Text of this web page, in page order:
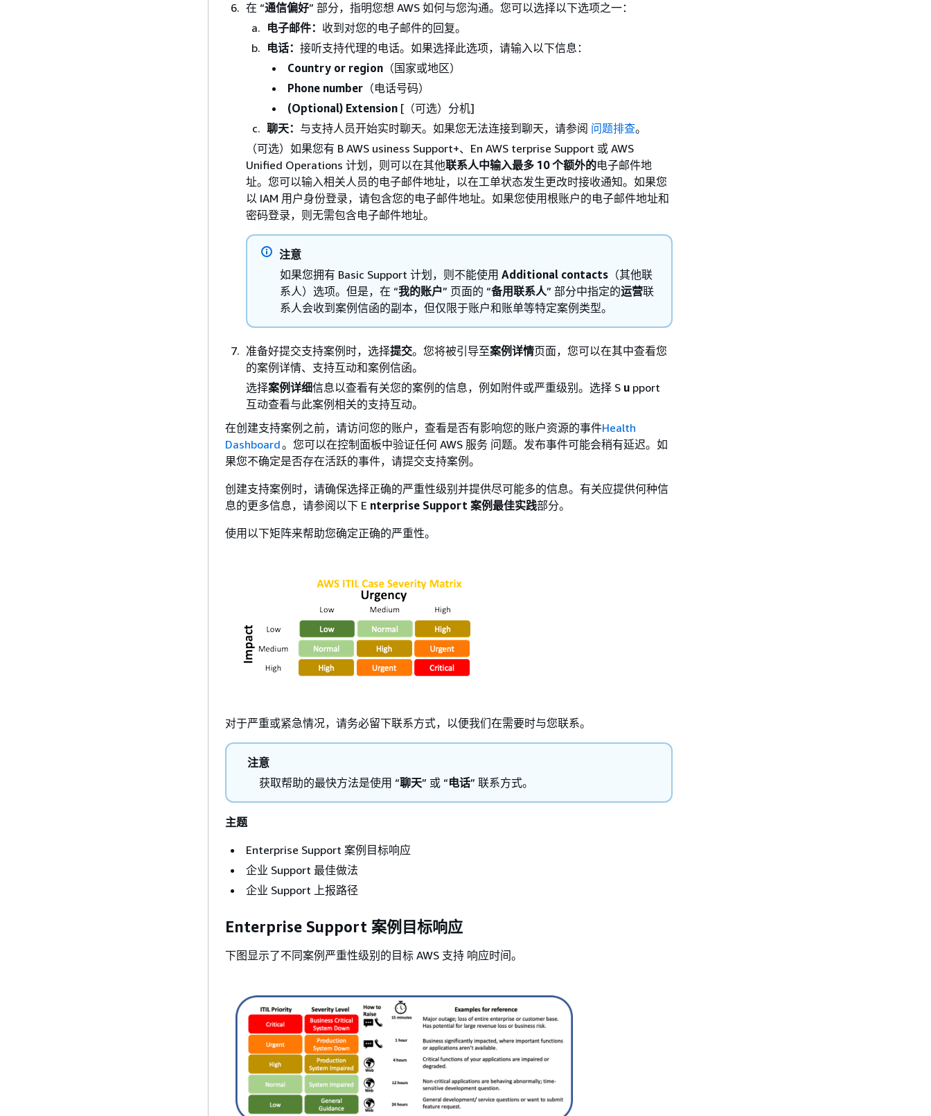
在 “通信偏好” 部分，指明您想 AWS 如何与您沟通。您可以选择以下选项之一：
电子邮件： 收到对您的电子邮件的回复。
电话： 接听支持代理的电话。如果选择此选项，请输入以下信息：
Country or region （国家或地区）
Phone number （电话号码）
(Optional) Extension [（可选）分机]
聊天： 与支持人员开始实时聊天。如果您无法连接到聊天，请参阅 问题排查。
（可选）如果您有 B AWS usiness Support+、En AWS terprise Support 或 AWS
Unified Operations 计划，则可以在其他联系人中输入最多 10 个额外的电子邮件地
址。您可以输入相关人员的电子邮件地址，以在工单状态发生更改时接收通知。​如果您
以 IAM 用户身份登录，请包含您的电子邮件地址。如果您使用根账户的电子邮件地址和
密码登录，则无需包含电子邮件地址。
注意
如果您拥有 Basic Support 计划，则不能使用 Additional contacts （其他联
系人）选项。但是，在 “我的账户” 页面的 “备用联系人” 部分中指定的运营联
系人会收到案例信函的副本，但仅限于账户和账单等特定案例类型。
准备好提交支持案例时，选择提交。您将被引导至案例详情页面，您可以在其中查看您
的案例详情、支持互动和案例信函。
选择案例详细信息以查看有关您的案例的信息，例如附件或严重级别。选择 S u pport
互动查看与此案例相关的支持互动。
在创建支持案例之前，请访问您的账户，查看是否有影响您的账户资源的事件Health
Dashboard。您可以在控制面板中验证任何 AWS 服务 问题。发布事件可能会稍有延迟。如
果您不确定是否存在活跃的事件，请提交支持案例。
创建支持案例时，请确保选择正确的严重性级别并提供尽可能多的信息。有关应提供何种信
息的更多信息，请参阅以下 E nterprise Support 案例最佳实践部分。
使用以下矩阵来帮助您确定正确的严重性。
对于严重或紧急情况，请务必留下联系方式，以便我们在需要时与您联系。
注意
获取帮助的最快方法是使用 “聊天” 或 “电话” 联系方式。
主题
Enterprise Support 案例目标响应
企业 Support 最佳做法
企业 Support 上报路径
Enterprise Support 案例目标响应
下图显示了不同案例严重性级别的目标 AWS 支持 响应时间。